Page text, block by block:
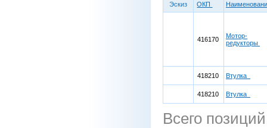
Эскиз ОКП
416170
Мотор-
редукторы
418210 Втулка
418210 Втулка
Всего